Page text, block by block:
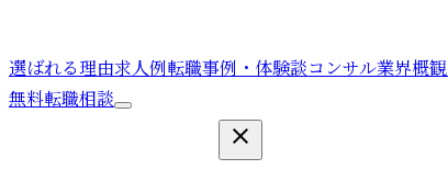
選ばれる理由求人例転職事例・体験談コンサル業界概観
無料転職相談
close